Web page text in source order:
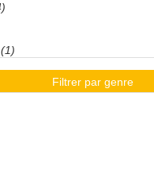
(1)
Filtrer par genre